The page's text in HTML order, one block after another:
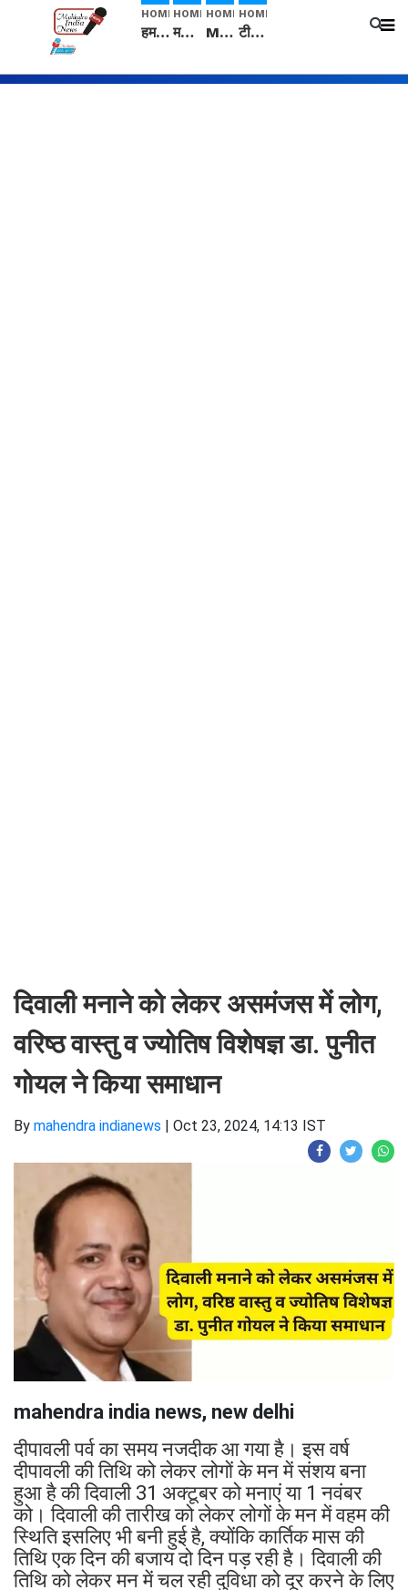
HOME
हम सनातनी..." सांसद kangana Ranaut से क्या बोली लड़की? Viral Jantar-Mantar | CJP protest
HOME
मनीषा हत्याकांड: हत्या, आत्महत्या या कोई बड़ा राज? | Full Story | Josh Haryana
HOME
Mangalsutra: हिंदू धर्म में शादी के बाद मंगलसूत्र क्यों पहनती है महिलाएं, किसने शुरु की ये परंपरा
HOME
टीम बीकेई ने एग्रीकल्चर ग्रेड की यूरिया खाद गट्टों में बदलकर टेक्निकल ग्रेड में बेचने वालों पर करवाई कार्रवाई: लखविंदर सिंह औलख
दिवाली मनाने को लेकर असमंजस में लोग,
वरिष्ठ वास्तु व ज्योतिष विशेषज्ञ डा. पुनीत
गोयल ने किया समाधान
By mahendra indianews | Oct 23, 2024, 14:13 IST
mahendra india news, new delhi
दीपावली पर्व का समय नजदीक आ गया है। इस वर्ष
दीपावली की तिथि को लेकर लोगों के मन में संशय बना
हुआ है की दिवाली 31 अक्टूबर को मनाएं या 1 नवंबर
को। दिवाली की तारीख को लेकर लोगों के मन में वहम की
स्थिति इसलिए भी बनी हुई है, क्योंकि कार्तिक मास की
तिथि एक दिन की बजाय दो दिन पड़ रही है। दिवाली की
तिथि को लेकर मन में चल रही दुविधा को दूर करने के लिए